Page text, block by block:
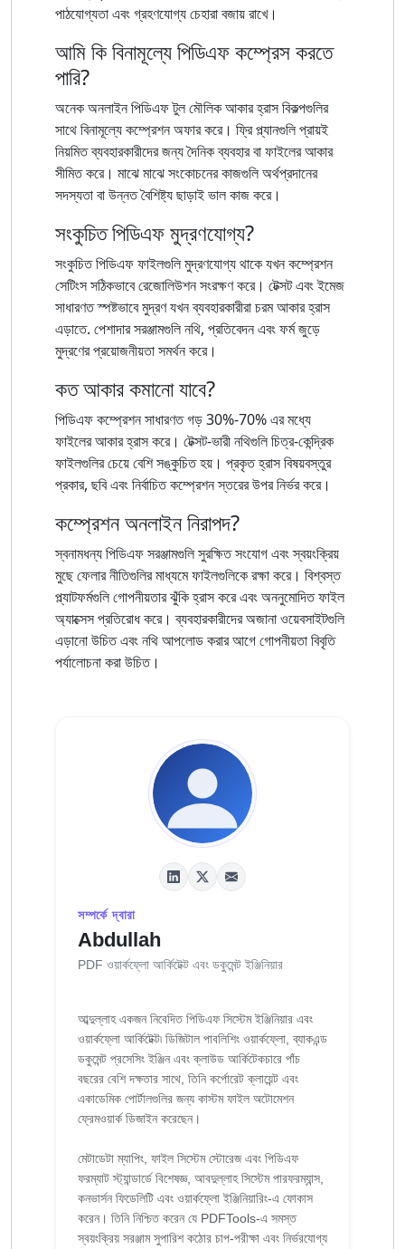
পাঠযোগ্যতা এবং গ্রহণযোগ্য চেহারা বজায় রাখে।
আমি কি বিনামূল্যে পিডিএফ কম্প্রেস করতে
পারি?
অনেক অনলাইন পিডিএফ টুল মৌলিক আকার হ্রাস বিকল্পগুলির
সাথে বিনামূল্যে কম্প্রেশন অফার করে। ফ্রি প্ল্যানগুলি প্রায়ই
নিয়মিত ব্যবহারকারীদের জন্য দৈনিক ব্যবহার বা ফাইলের আকার
সীমিত করে। মাঝে মাঝে সংকোচনের কাজগুলি অর্থপ্রদানের
সদস্যতা বা উন্নত বৈশিষ্ট্য ছাড়াই ভাল কাজ করে।
সংকুচিত পিডিএফ মুদ্রণযোগ্য?
সংকুচিত পিডিএফ ফাইলগুলি মুদ্রণযোগ্য থাকে যখন কম্প্রেশন
সেটিংস সঠিকভাবে রেজোলিউশন সংরক্ষণ করে। টেক্সট এবং ইমেজ
সাধারণত স্পষ্টভাবে মুদ্রণ যখন ব্যবহারকারীরা চরম আকার হ্রাস
এড়াতে. পেশাদার সরঞ্জামগুলি নথি, প্রতিবেদন এবং ফর্ম জুড়ে
মুদ্রণের প্রয়োজনীয়তা সমর্থন করে।
কত আকার কমানো যাবে?
পিডিএফ কম্প্রেশন সাধারণত গড় 30%-70% এর মধ্যে
ফাইলের আকার হ্রাস করে। টেক্সট-ভারী নথিগুলি চিত্র-কেন্দ্রিক
ফাইলগুলির চেয়ে বেশি সঙ্কুচিত হয়। প্রকৃত হ্রাস বিষয়বস্তুর
প্রকার, ছবি এবং নির্বাচিত কম্প্রেশন স্তরের উপর নির্ভর করে।
কম্প্রেশন অনলাইন নিরাপদ?
স্বনামধন্য পিডিএফ সরঞ্জামগুলি সুরক্ষিত সংযোগ এবং স্বয়ংক্রিয়
মুছে ফেলার নীতিগুলির মাধ্যমে ফাইলগুলিকে রক্ষা করে। বিশ্বস্ত
প্ল্যাটফর্মগুলি গোপনীয়তার ঝুঁকি হ্রাস করে এবং অননুমোদিত ফাইল
অ্যাক্সেস প্রতিরোধ করে। ব্যবহারকারীদের অজানা ওয়েবসাইটগুলি
এড়ানো উচিত এবং নথি আপলোড করার আগে গোপনীয়তা বিবৃতি
পর্যালোচনা করা উচিত।
সম্পর্কে দ্বারা
Abdullah
PDF ওয়ার্কফ্লো আর্কিটেক্ট এবং ডকুমেন্ট ইঞ্জিনিয়ার
আব্দুল্লাহ একজন নিবেদিত পিডিএফ সিস্টেম ইঞ্জিনিয়ার এবং
ওয়ার্কফ্লো আর্কিটেক্ট৷ ডিজিটাল পাবলিশিং ওয়ার্কফ্লো, ব্যাকএন্ড
ডকুমেন্ট প্রসেসিং ইঞ্জিন এবং ক্লাউড আর্কিটেকচারে পাঁচ
বছরের বেশি দক্ষতার সাথে, তিনি কর্পোরেট ক্লায়েন্ট এবং
একাডেমিক পোর্টালগুলির জন্য কাস্টম ফাইল অটোমেশন
ফ্রেমওয়ার্ক ডিজাইন করেছেন।
মেটাডেটা ম্যাপিং, ফাইল সিস্টেম স্টোরেজ এবং পিডিএফ
ফরম্যাট স্ট্যান্ডার্ডে বিশেষজ্ঞ, আবদুল্লাহ সিস্টেম পারফরম্যান্স,
কনভার্সন ফিডেলিটি এবং ওয়ার্কফ্লো ইঞ্জিনিয়ারিং-এ ফোকাস
করেন। তিনি নিশ্চিত করেন যে PDFTools-এ সমস্ত
স্বয়ংক্রিয় সরঞ্জাম সুপারিশ কঠোর চাপ-পরীক্ষা এবং নির্ভরযোগ্য